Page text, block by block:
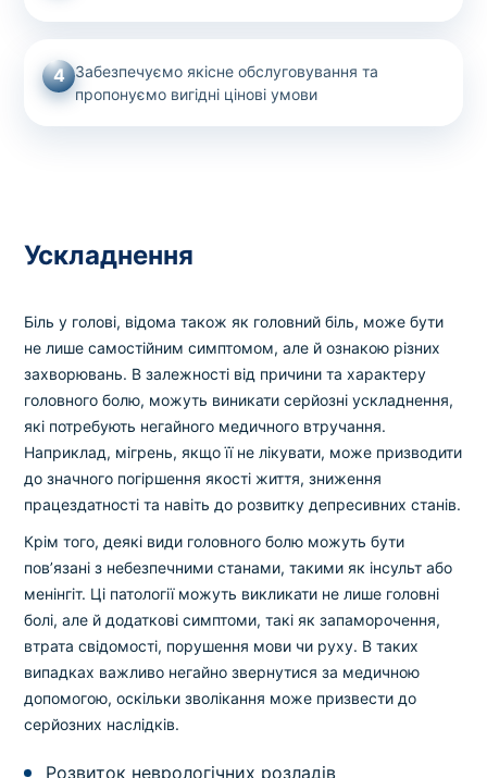
4 Забезпечуємо якісне обслуговування та
пропонуємо вигідні цінові умови
Ускладнення
Біль у голові, відома також як головний біль, може бути
не лише самостійним симптомом, але й ознакою різних
захворювань. В залежності від причини та характеру
головного болю, можуть виникати серйозні ускладнення,
які потребують негайного медичного втручання.
Наприклад, мігрень, якщо її не лікувати, може призводити
до значного погіршення якості життя, зниження
працездатності та навіть до розвитку депресивних станів.
Крім того, деякі види головного болю можуть бути
пов’язані з небезпечними станами, такими як інсульт або
менінгіт. Ці патології можуть викликати не лише головні
болі, але й додаткові симптоми, такі як запаморочення,
втрата свідомості, порушення мови чи руху. В таких
випадках важливо негайно звернутися за медичною
допомогою, оскільки зволікання може призвести до
серйозних наслідків.
Розвиток неврологічних розладів